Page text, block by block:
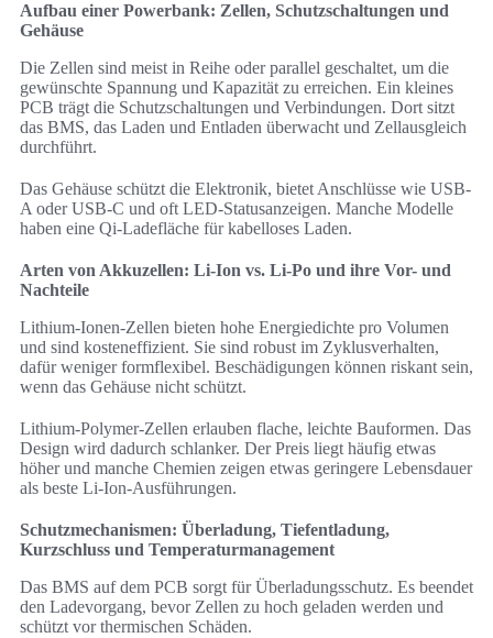
Aufbau einer Powerbank: Zellen, Schutzschaltungen und
Gehäuse
Die Zellen sind meist in Reihe oder parallel geschaltet, um die
gewünschte Spannung und Kapazität zu erreichen. Ein kleines
PCB trägt die Schutzschaltungen und Verbindungen. Dort sitzt
das BMS, das Laden und Entladen überwacht und Zellausgleich
durchführt.
Das Gehäuse schützt die Elektronik, bietet Anschlüsse wie USB-
A oder USB-C und oft LED-Statusanzeigen. Manche Modelle
haben eine Qi-Ladefläche für kabelloses Laden.
Arten von Akkuzellen: Li-Ion vs. Li-Po und ihre Vor- und
Nachteile
Lithium-Ionen-Zellen bieten hohe Energiedichte pro Volumen
und sind kosteneffizient. Sie sind robust im Zyklusverhalten,
dafür weniger formflexibel. Beschädigungen können riskant sein,
wenn das Gehäuse nicht schützt.
Lithium-Polymer-Zellen erlauben flache, leichte Bauformen. Das
Design wird dadurch schlanker. Der Preis liegt häufig etwas
höher und manche Chemien zeigen etwas geringere Lebensdauer
als beste Li-Ion-Ausführungen.
Schutzmechanismen: Überladung, Tiefentladung,
Kurzschluss und Temperaturmanagement
Das BMS auf dem PCB sorgt für Überladungsschutz. Es beendet
den Ladevorgang, bevor Zellen zu hoch geladen werden und
schützt vor thermischen Schäden.